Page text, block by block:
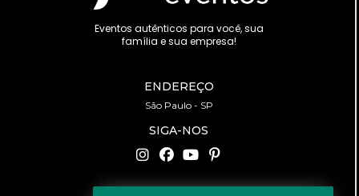
Eventos autênticos para você, sua
família e sua empresa!
ENDEREÇO
São Paulo - SP
SIGA-NOS